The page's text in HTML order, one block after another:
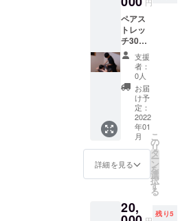
シュー
ズ等の
レンタ
ルを全
て提供
致しま
す。 ご
利用可
能期
間:2022
年1月4
日〜
2022年
3月31日
ンディ
ング限
定価格
になっ
ており
ます！
ウェ
ア・
シュー
ズ等の
レンタ
ルを全
て提供
致しま
す。
導。が
セット
ペアス
トレッ
チ30分
×8回
コース
4回コー
スでや
るより
お得な
クラウ
ドファ
ンディ
ング限
定価格
になっ
ており
ウェ
ア・
支援
者：
0人
お届
け予
定：
2022
年01
月
詳細を見る
こ
の
リ
タ
ー
ン
を
選
択
す
る
20, 残り5